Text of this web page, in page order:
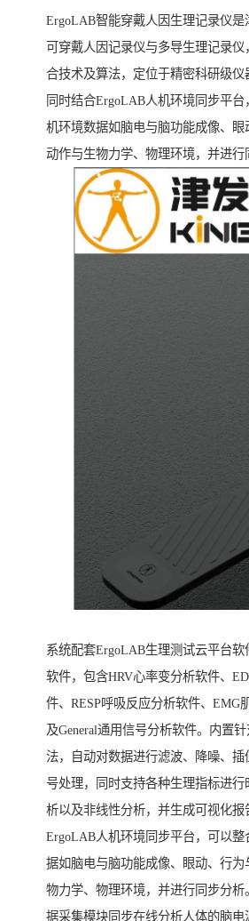
ErgoLAB智能穿戴人因生理记录仪
可穿戴人因记录仪与多导生理记录
合技术及算法，定位于精密科研级仪
同时结合ErgoLAB人机环境同步平
机环境数据如脑电与脑功能成像、眼
动作与生物力学、物理环境，并进行
系统配套ErgoLAB生理测试云平台软
软件，包含HRV心率变分析软件、
件、RESP呼吸反应分析软件、EMG
及General通用信号分析软件。内置
法，自动对数据进行滤波、降噪、插
号处理，同时支持各种生理指标进
析以及非线性分析，并生成可视化报
ErgoLAB人机环境同步平台，可以
据如脑电与脑功能成像、眼动、行为
物力学、物理环境，并进行同步分析
据采集模块同步在线分析人体的脑电